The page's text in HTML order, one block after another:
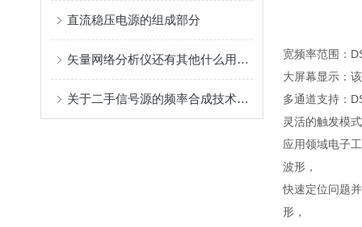
直流稳压电源的组成部分
矢量网络分析仪还有其他什么用途？
关于二手信号源的频率合成技术，你都了解多少呢
宽频率范围：
大屏幕显示：
多通道支持：
灵活的触发模
应用领域电子
波形，
快速定位问题
形，